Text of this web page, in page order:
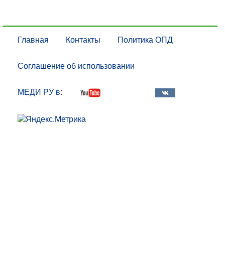
Главная Контакты Политика ОПД
Соглашение об использовании
МЕДИ РУ в: